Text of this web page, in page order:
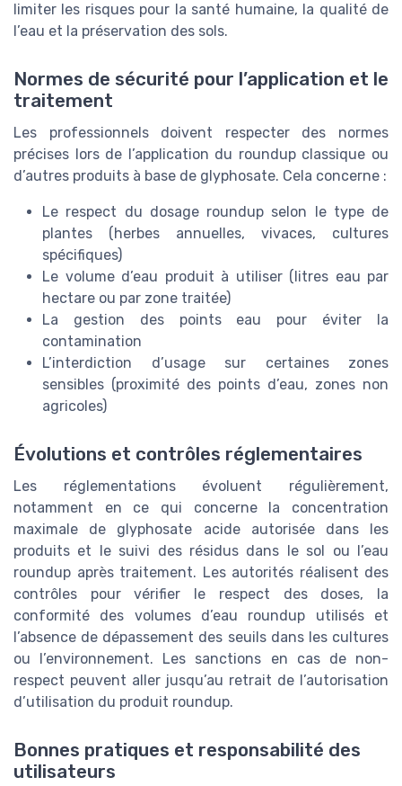
limiter les risques pour la santé humaine, la qualité de
l’eau et la préservation des sols.
Normes de sécurité pour l’application et le
traitement
Les professionnels doivent respecter des normes
précises lors de l’application du roundup classique ou
d’autres produits à base de glyphosate. Cela concerne :
Le respect du dosage roundup selon le type de
plantes (herbes annuelles, vivaces, cultures
spécifiques)
Le volume d’eau produit à utiliser (litres eau par
hectare ou par zone traitée)
La gestion des points eau pour éviter la
contamination
L’interdiction d’usage sur certaines zones
sensibles (proximité des points d’eau, zones non
agricoles)
Évolutions et contrôles réglementaires
Les réglementations évoluent régulièrement,
notamment en ce qui concerne la concentration
maximale de glyphosate acide autorisée dans les
produits et le suivi des résidus dans le sol ou l’eau
roundup après traitement. Les autorités réalisent des
contrôles pour vérifier le respect des doses, la
conformité des volumes d’eau roundup utilisés et
l’absence de dépassement des seuils dans les cultures
ou l’environnement. Les sanctions en cas de non-
respect peuvent aller jusqu’au retrait de l’autorisation
d’utilisation du produit roundup.
Bonnes pratiques et responsabilité des
utilisateurs